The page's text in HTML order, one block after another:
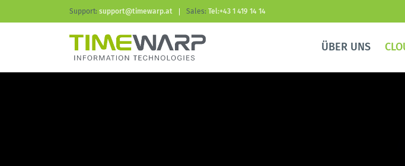
Support: support@timewarp.at Sales: Tel:+43 1 419 14 14
ÜBER UNS